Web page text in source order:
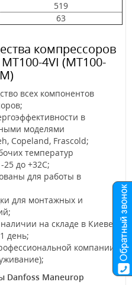
519
63
компрессоров
4VI (MT100-
всех компонентов
в
моделями
Copeland, Frascold;
температур
до +32С;
для работы в
для монтажных и
на складе в Киеве
день;
компании
Danfoss Maneurop